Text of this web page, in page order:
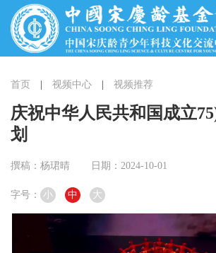
首页 视频中心 视频推荐
庆祝中华人民共和国成立
划
撰稿：杨珺晴 日期：2024-10-01
字号： 小 中 大